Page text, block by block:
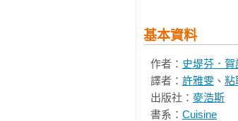
超值購書禮
▌BeApe 憑書腰優
▌DiVino Taipei 憑
▌Gras 憑書腰優惠
▌Salon et Tutu 酴
▌請慢用法國小皇
基本資料
作者： 史堤芬．賀
譯者： 許雅雯 、 粘
出版社： 麥浩斯
書系： Cuisine